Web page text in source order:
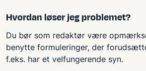
Hvordan løser jeg problemet?
Du bør som redaktør være
benytte formuleringer, der
f.eks. har et velfungerende syn.